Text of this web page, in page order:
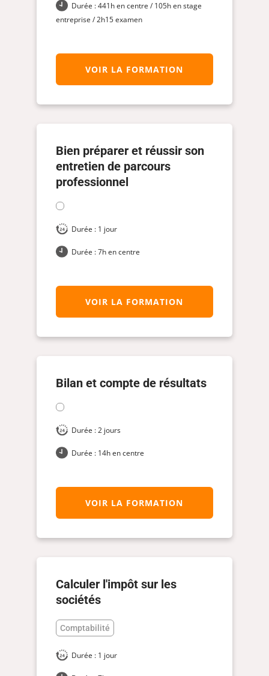
Durée : 441h en centre / 105h en stage
entreprise / 2h15 examen
VOIR LA FORMATION
Bien préparer et réussir son
entretien de parcours
professionnel
Durée : 1 jour
Durée : 7h en centre
VOIR LA FORMATION
Bilan et compte de résultats
Durée : 2 jours
Durée : 14h en centre
VOIR LA FORMATION
Calculer l'impôt sur les
sociétés
Comptabilité
Durée : 1 jour